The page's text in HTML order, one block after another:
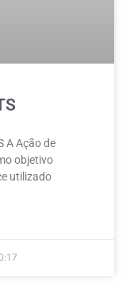
A Ação de
objetivo
utilizado